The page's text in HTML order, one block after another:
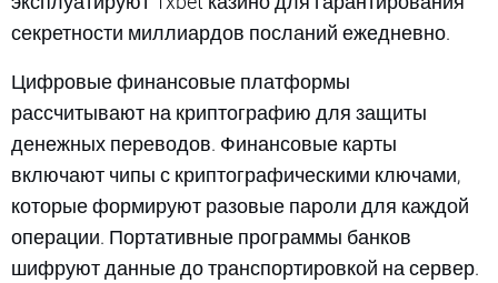
секретности миллиардов посланий ежедневно.
Цифровые финансовые платформы
рассчитывают на криптографию для защиты
денежных переводов. Финансовые карты
включают чипы с криптографическими ключами,
которые формируют разовые пароли для каждой
операции. Портативные программы банков
шифруют данные до транспортировкой на сервер.